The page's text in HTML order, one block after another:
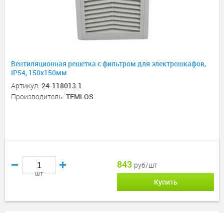
Вентиляционная решетка с фильтром для электрошкафов,
IP54, 150х150мм
Артикул: 24-118013.1
Производитель: TEMLOS
шт
843 руб/шт
Купить